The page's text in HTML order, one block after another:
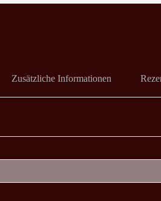
Zusätzliche Informationen